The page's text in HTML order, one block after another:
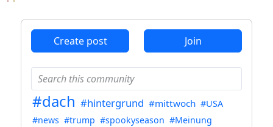
Create post Join
#dach #hintergrund #mittwoch #USA
#news #trump #spookyseason #Meinung